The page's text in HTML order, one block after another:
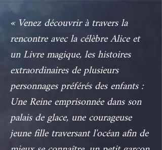
« Venez découvrir à travers la
rencontre avec la célèbre Alice et
un Livre magique, les histoires
extraordinaires de plusieurs
personnages préférés des enfants :
Une Reine emprisonnée dans son
palais de glace, une courageuse
jeune fille traversant l'océan afin de